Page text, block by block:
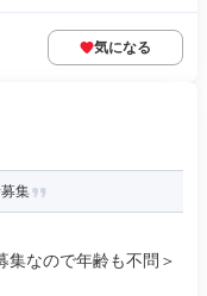
気になる
集
集なので年齢も不問＞